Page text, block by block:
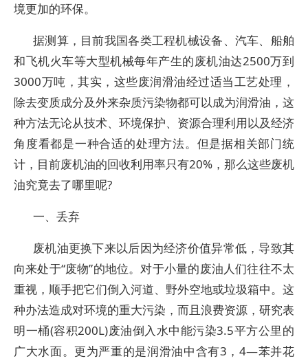
境更加的环保。
据测算，目前我国各类工程机械设备、汽车、船舶
和飞机火车等大型机械每年产生的废机油达2500万到
3000万吨，其实，这些废润滑油经过适当工艺处理，
除去变质成分及外来杂质污染物都可以成为润滑油，这
种方法无论从技术、环境保护、资源合理利用以及经济
角度看都是一种合适的处理方法。但是据相关部门统
计，目前废机油的回收利用率只有20%，那么这些废机
油究竟去了哪里呢?
一、丢弃
废机油更换下来以后因为经济价值异常低，导致其
向来处于“废物”的地位。对于小量的废油人们往往不太
重视，顺手把它们倒入河道、野外空地或垃圾箱中。这
种办法造成对环境的重大污染，而且浪费资源，研究表
明一桶(容积200L)废油倒入水中能污染3.5平方公里的
广大水面。更为严重的是润滑油中含有3，4—苯并花